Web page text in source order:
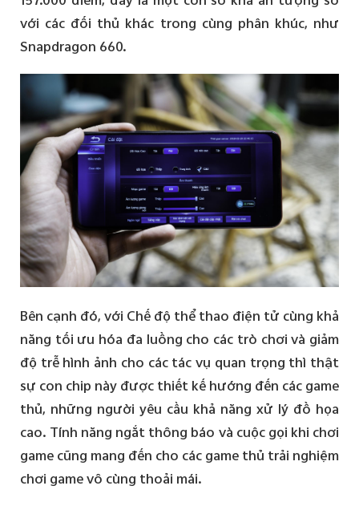
với các đối thủ khác trong cùng phân khúc, như
Snapdragon 660.
Bên cạnh đó, với Chế độ thể thao điện tử cùng khả
năng tối ưu hóa đa luồng cho các trò chơi và giảm
độ trễ hình ảnh cho các tác vụ quan trọng thì thật
sự con chip này được thiết kế hướng đến các game
thủ, những người yêu cầu khả năng xử lý đồ họa
cao. Tính năng ngắt thông báo và cuộc gọi khi chơi
game cũng mang đến cho các game thủ trải nghiệm
chơi game vô cùng thoải mái.